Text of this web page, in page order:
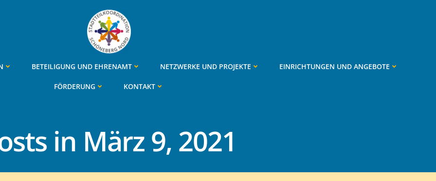
BETEILIGUNG UND EHRENAMT NETZWERKE UND PROJEKTE EINRICHTUNGEN UND ANGEBOTE
FÖRDERUNG KONTAKT
in März 9, 2021